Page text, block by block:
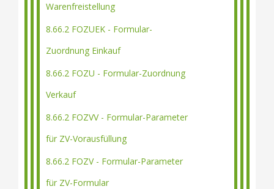
Warenfreistellung
8.66.2 FOZUEK - Formular-
Zuordnung Einkauf
8.66.2 FOZU - Formular-Zuordnung
Verkauf
8.66.2 FOZVV - Formular-Parameter
für ZV-Vorausfüllung
8.66.2 FOZV - Formular-Parameter
für ZV-Formular